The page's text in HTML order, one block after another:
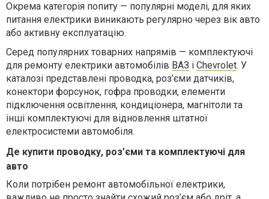
Окрема категорія попиту — популярні моделі, для яких
питання електрики виникають регулярно через вік авто
або активну експлуатацію.
Серед популярних товарних напрямів — комплектуючі
для ремонту електрики автомобілів ВАЗ і Chevrolet. У
каталозі представлені проводка, роз’єми датчиків,
конектори форсунок, гофра проводки, елементи
підключення освітлення, кондиціонера, магнітоли та
інші комплектуючі для відновлення штатної
електросистеми автомобіля.
Де купити проводку, роз’єми та комплектуючі для
авто
Коли потрібен ремонт автомобільної електрики,